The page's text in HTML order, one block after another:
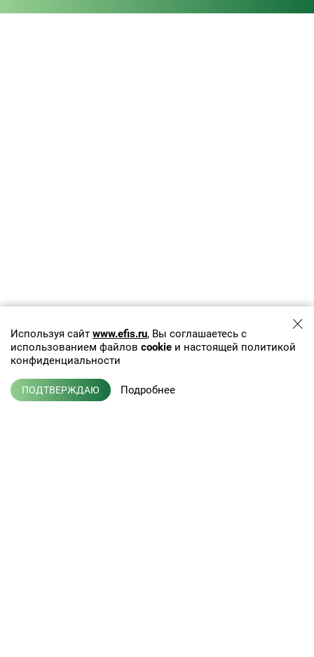
Используя сайт www.efis.ru, Вы соглашаетесь с
использованием файлов cookie и настоящей политикой
конфиденциальности
ПОДТВЕРЖДАЮ Подробнее